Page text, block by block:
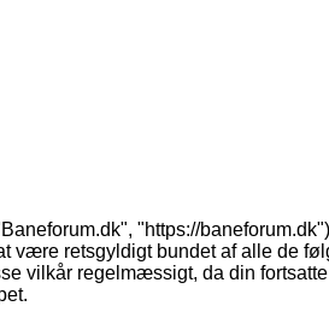
"https://
retsgyldigt bundet af alle de
vilkår regelmæssigt, da din